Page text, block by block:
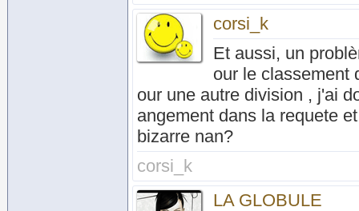
corsi_k
Et aussi, un
our le classement
our une autre division , j'ai
angement dans la requete
bizarre nan?
corsi_k
LA GLOBULE